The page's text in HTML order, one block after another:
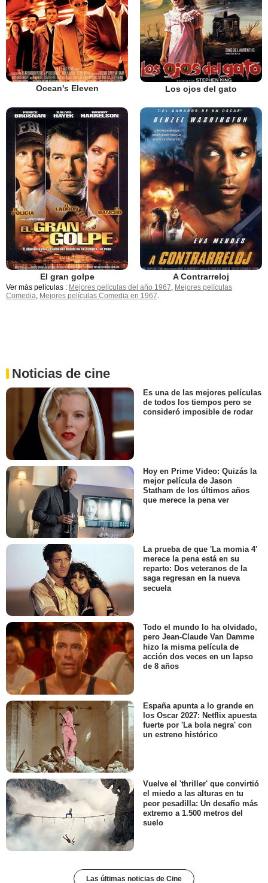
Ocean's Eleven Los ojos del gato
El gran golpe A Contrarreloj
Ver más películas : Mejores películas del año 1967, Mejores películas
Comedia, Mejores películas Comedia en 1967.
Noticias de cine
Es una de las mejores películas
de todos los tiempos pero se
consideró imposible de rodar
Hoy en Prime Video: Quizás la
mejor película de Jason
Statham de los últimos años
que merece la pena ver
La prueba de que 'La momia 4'
merece la pena está en su
reparto: Dos veteranos de la
saga regresan en la nueva
secuela
Todo el mundo lo ha olvidado,
pero Jean-Claude Van Damme
hizo la misma película de
acción dos veces en un lapso
de 8 años
España apunta a lo grande en
los Oscar 2027: Netflix apuesta
fuerte por 'La bola negra' con
un estreno histórico
Vuelve el 'thriller' que convirtió
el miedo a las alturas en tu
peor pesadilla: Un desafío más
extremo a 1.500 metros del
suelo
Las últimas noticias de Cine